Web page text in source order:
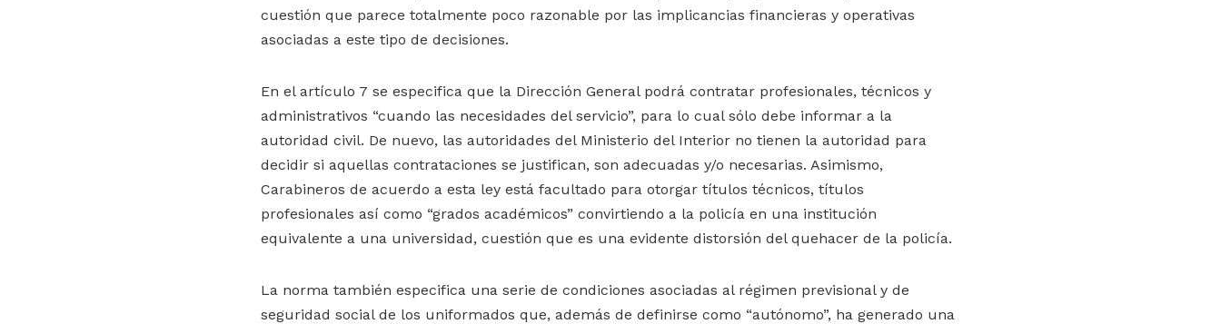
cuestión que parece totalmente poco razonable por las implicancias financieras y operativas
asociadas a este tipo de decisiones.
En el artículo 7 se especifica que la Dirección General podrá contratar profesionales, técnicos y
administrativos “cuando las necesidades del servicio”, para lo cual sólo debe informar a la
autoridad civil. De nuevo, las autoridades del Ministerio del Interior no tienen la autoridad para
decidir si aquellas contrataciones se justifican, son adecuadas y/o necesarias. Asimismo,
Carabineros de acuerdo a esta ley está facultado para otorgar títulos técnicos, títulos
profesionales así como “grados académicos” convirtiendo a la policía en una institución
equivalente a una universidad, cuestión que es una evidente distorsión del quehacer de la policía.
La norma también especifica una serie de condiciones asociadas al régimen previsional y de
seguridad social de los uniformados que, además de definirse como “autónomo”, ha generado una